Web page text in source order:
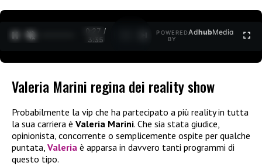
0:27 /
3:35
POWERED
BY
AdhubMedia
Valeria Marini regina dei reality show
Probabilmente la vip che ha partecipato a più reality in tutta
la sua carriera è Valeria Marini. Che sia stata giudice,
opinionista, concorrente o semplicemente ospite per qualche
puntata, Valeria è apparsa in davvero tanti programmi di
questo tipo.